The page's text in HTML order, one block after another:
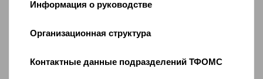
Информация о руководстве
Организационная структура
Контактные данные подразделений ТФОМС